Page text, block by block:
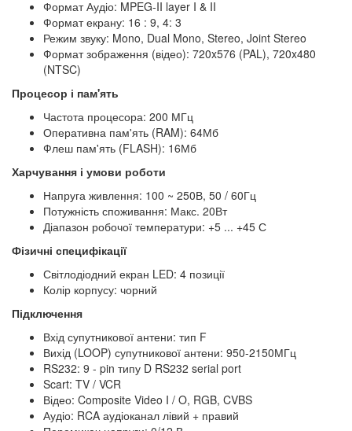
Формат Аудіо: MPEG-II layer I & II
Формат екрану: 16 : 9, 4: 3
Режим звуку: Mono, Dual Mono, Stereo, Joint Stereo
Формат зображення (відео): 720x576 (PAL), 720x480
(NTSC)
Процесор і пам'ять
Частота процесора: 200 МГц
Оперативна пам'ять (RAM): 64Мб
Флеш пам'ять (FLASH): 16Мб
Харчування і умови роботи
Напруга живлення: 100 ~ 250В, 50 / 60Гц
Потужність споживання: Макс. 20Вт
Діапазон робочої температури: +5 ... +45 С
Фізичні специфікації
Світлодіодний екран LED: 4 позиції
Колір корпусу: чорний
Підключення
Вхід супутникової антени: тип F
Вихід (LOOP) супутникової антени: 950-2150МГц
RS232: 9 - pin типу D RS232 serial port
Scart: TV / VCR
Відео: Composite Video I / O, RGB, CVBS
Аудіо: RCA аудіоканал лівий + правий